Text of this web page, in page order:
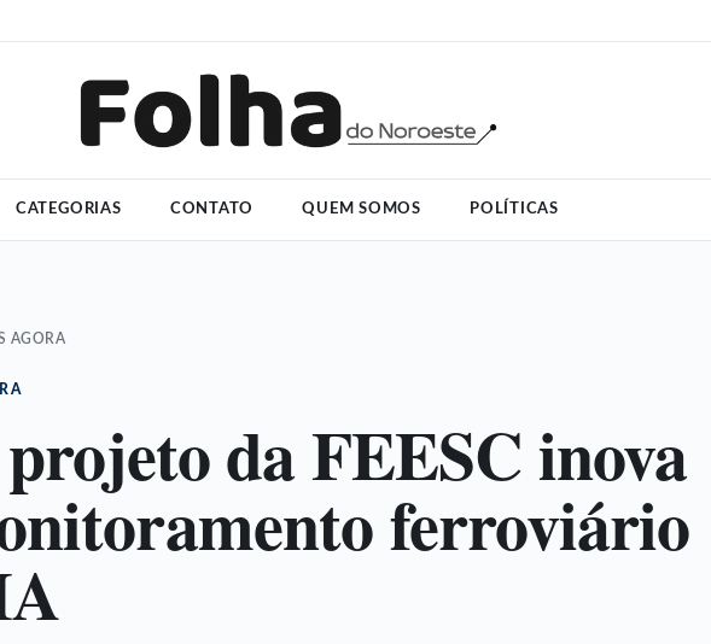
CATEGORIAS CONTATO QUEM SOMOS POLÍTICAS
AGORA
da FEESC inova
ferroviário